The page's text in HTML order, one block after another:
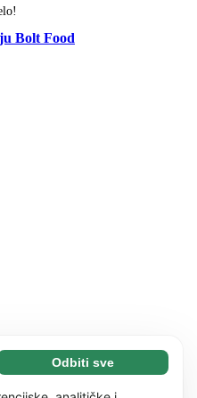
da naše web
Odbiti sve
Bolt Food